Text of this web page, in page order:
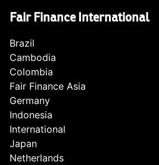
Fair Finance International
Brazil
Cambodia
Colombia
Fair Finance Asia
Germany
Indonesia
International
Japan
Netherlands